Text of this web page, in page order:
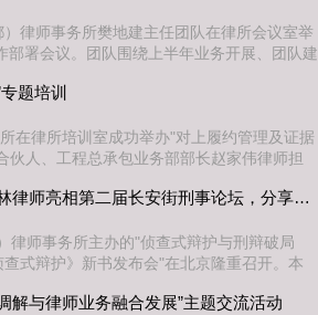
设情况。 参观结束后，双方举行了座谈交流
律师事务所樊地建主任团队在律所会议室举
署会议。团队围绕上半年业务开展、团队建
工作，明确下半年重点任务。团队整体汇
议第一项，由林睿律师就团队2026年上半年
题培训
在律所培训室成功举办"对上履约管理及证据
伙人、工程总承包业务部部长赵家伟律师担
结合其团队主办的多起典型案例，围绕工程
、结算后索赔争议及全过程证据管理五大核
深挖事实·精准定性｜建纬成都胡连林律师亮相第二届长安街刑事论坛，分享侦查阶段请托类案件实战辩护心法
律师事务所主办的"侦查式辩护与刑辩破局
式辩护》新书发布会"在北京隆重召开。本
践应用。上海市建纬（成都）律师事务所一
解与律师业务融合发展”主题交流活动